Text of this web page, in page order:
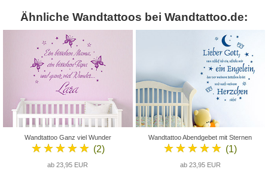
Ähnliche Wandtattoos bei Wandtattoo.de:
Wandtattoo Ganz viel Wunder
★★★★★ (2)
ab 23,95 EUR
Wandtattoo Abendgebet mit Sternen
★★★★★ (1)
ab 23,95 EUR